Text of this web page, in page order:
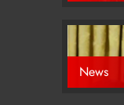
News